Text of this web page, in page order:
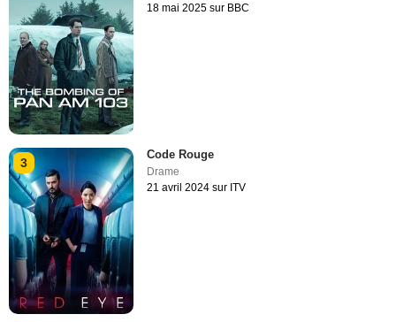
18 mai 2025 sur BBC
3
Code Rouge
Drame
21 avril 2024 sur ITV